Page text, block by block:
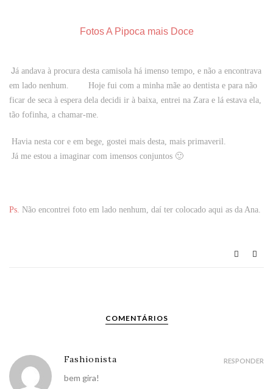
Fotos A Pipoca mais Doce
Já andava à procura desta camisola há imenso tempo, e não a encontrava
em lado nenhum. Hoje fui com a minha mãe ao dentista e para não
ficar de seca à espera dela decidi ir à baixa, entrei na Zara e lá estava ela,
tão fofinha, a chamar-me.
Havia nesta cor e em bege, gostei mais desta, mais primaveril.
Já me estou a imaginar com imensos conjuntos 🙂
Ps. Não encontrei foto em lado nenhum, daí ter colocado aqui as da Ana.
COMENTÁRIOS
Fashionista
bem gira!
RESPONDER